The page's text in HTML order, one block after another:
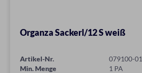
Organza Sackerl/12 S weiß
Artikel-Nr.
079100-01
Min. Menge
1 PA